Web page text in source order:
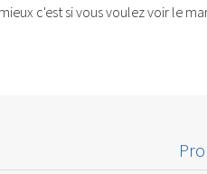
c'est si vous voulez voir le